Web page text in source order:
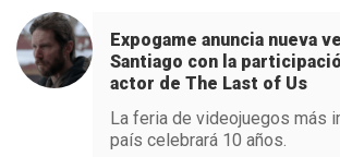
Expogame anuncia nueva
Santiago con la
actor de The Last of Us
La feria de videojuegos más
país celebrará 10 años.